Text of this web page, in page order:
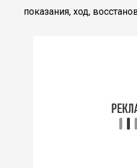
показания, ход,